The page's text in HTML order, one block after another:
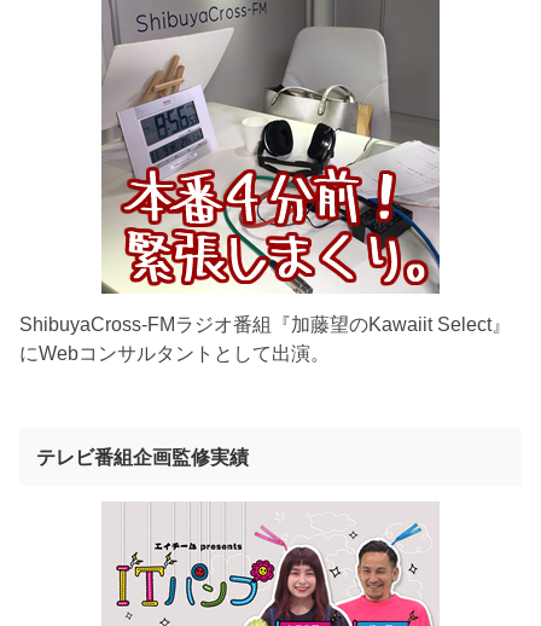
ShibuyaCross-FMラジオ番組『加藤望のKawaiit Select』
にWebコンサルタントとして出演。
テレビ番組企画監修実績